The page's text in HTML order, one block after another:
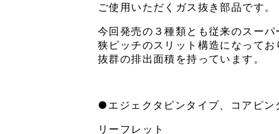
ご使用いただくガス抜き部品です。
今回発売の３種類とも従来のスーパ
狭ピッチのスリット構造になってお
抜群の排出面積を持っています。
●エジェクタピンタイプ、コアピン
リーフレット